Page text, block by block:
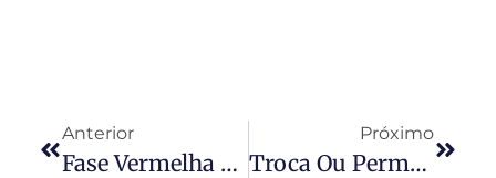
Anterior
Fase Vermelha Nos Condomínios
Próximo
Troca Ou Permuta De Imóveis Cresce Até 30% Na Pandemia, No Rio